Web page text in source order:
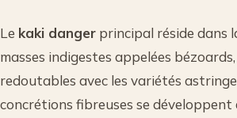
Le kaki danger principal réside dans
masses indigestes appelées
redoutables avec les variétés
concrétions fibreuses se développent